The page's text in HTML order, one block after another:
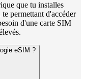
que tu installes
permettant d'accéder
d'une carte SIM
eSIM ?